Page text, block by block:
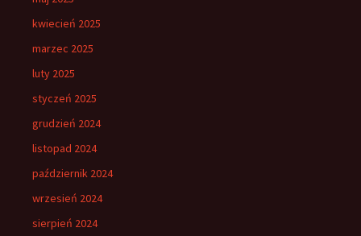
kwiecień 2025
marzec 2025
luty 2025
styczeń 2025
grudzień 2024
listopad 2024
październik 2024
wrzesień 2024
sierpień 2024